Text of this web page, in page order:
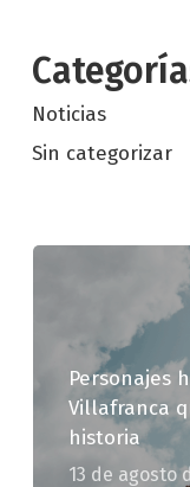
Noticias
Sin categorizar
Personajes
Villafranca
historia
13 de agosto